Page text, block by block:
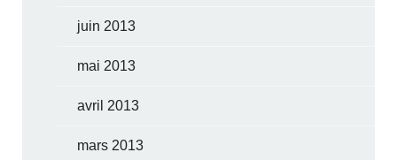
juin 2013
mai 2013
avril 2013
mars 2013